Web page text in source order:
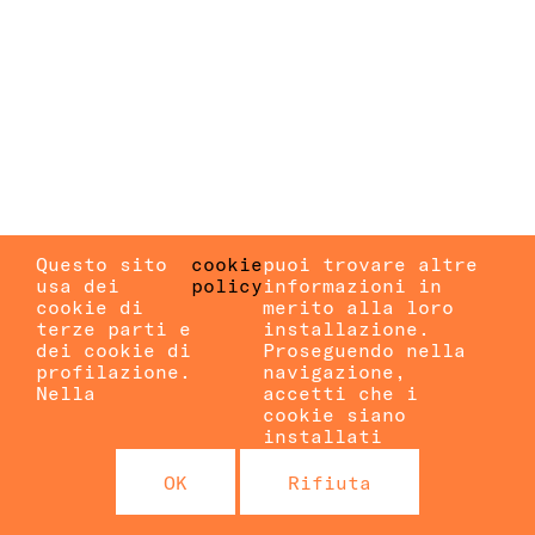
Questo sito
usa dei
cookie di
terze parti e
dei cookie di
profilazione.
Nella
cookie
policy
puoi trovare altre
informazioni in
merito alla loro
installazione.
Proseguendo nella
navigazione,
accetti che i
cookie siano
installati
OK Rifiuta